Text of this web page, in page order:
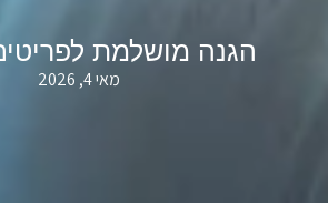
הגנה מושלמת
מאי 4, 2026